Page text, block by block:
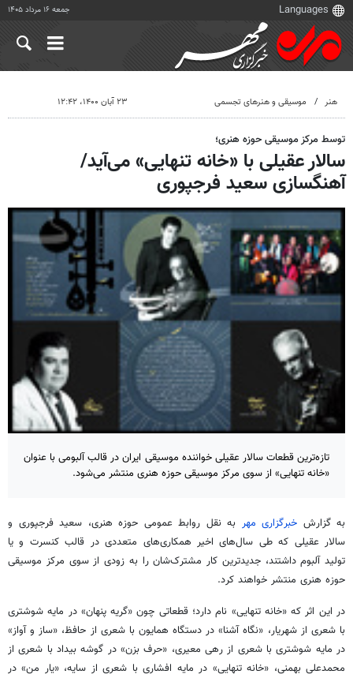
جمعه ۱۶ مرداد ۱۴۰۵
هنر موسیقی و هنرهای تجسمی ۲۳ آبان ۱۴۰۰، ۱۲:۴۲
توسط مرکز موسیقی حوزه هنری؛
سالار عقیلی با «خانه تنهایی» می‌آید/
آهنگسازی سعید فرجپوری
تازه‌ترین قطعات سالار عقیلی خواننده موسیقی ایران در قالب آلبومی با عنوان
«خانه تنهایی» از سوی مرکز موسیقی حوزه هنری منتشر می‌شود.
به گزارش خبرگزاری مهر به نقل روابط عمومی حوزه هنری، سعید فرجپوری و
سالار عقیلی که طی سال‌های اخیر همکاری‌های متعددی در قالب کنسرت و یا
تولید آلبوم داشتند، جدیدترین کار مشترک‌شان را به زودی ازسوی مرکز موسیقی
حوزه هنری منتشر خواهند کرد.
در این اثر که «خانه تنهایی» نام دارد؛ قطعاتی چون «گریه پنهان» در مایه شوشتری
با شعری از شهریار، «نگاه آشنا» در دستگاه همایون با شعری از حافظ، «ساز و آواز»
در مایه شوشتری با شعری از رهی معیری، «حرف بزن» در گوشه بیداد با شعری از
محمدعلی بهمنی، «خانه تنهایی» در مایه افشاری با شعری از سایه، «یار من» در